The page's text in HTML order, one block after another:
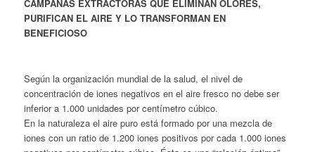
CAMPANAS EXTRACTORAS QUE ELIMINAN OLORES,
PURIFICAN EL AIRE Y LO TRANSFORMAN EN
BENEFICIOSO
Según la organización mundial de la salud, el nivel de
concentración de iones negativos en el aire fresco no debe ser
inferior a 1.000 unidades por centímetro cúbico.
En la naturaleza el aire puro está formado por una mezcla de
iones con un ratio de 1.200 iones positivos por cada 1.000 iones